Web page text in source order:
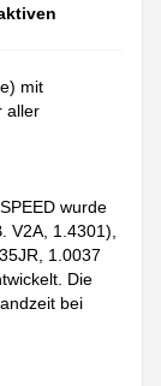
mit
aller
wurde
V2A, 1.4301),
1.0037
Die
bei